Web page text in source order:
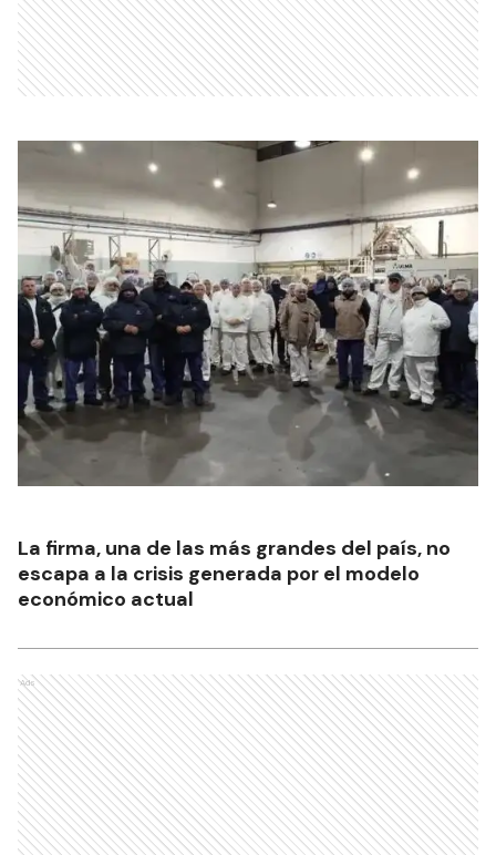
La firma, una de las más grandes del país, no
escapa a la crisis generada por el modelo
económico actual
Ads